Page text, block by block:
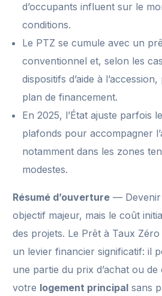
d’occupants influent sur le
conditions.
Le PTZ se cumule avec un
conventionnel et, selon les
dispositifs d’aide à
plan de financement.
En 2025, l’État ajuste parfois
plafonds pour accompagner
notamment dans les zones
modestes.
Résumé d’ouverture — Devenir
objectif majeur, mais le coût
des projets. Le Prêt à Taux Zéro
un levier financier significatif: il
une partie du prix d’achat ou
votre logement principal sans